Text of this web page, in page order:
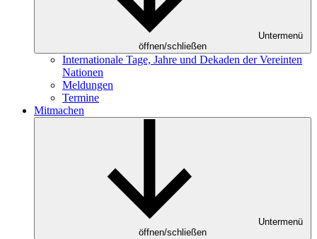
Untermenü
öffnen/schließen
Internationale Tage, Jahre und Dekaden der Vereinten
Nationen
Meldungen
Termine
Mitmachen
Untermenü
öffnen/schließen